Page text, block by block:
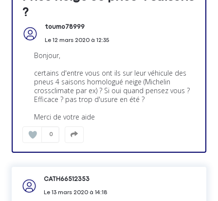
?
toumo78999
Le 12 mars 2020à 12:35
Bonjour,
certains d'entre vous ont ils sur leur véhicule des
pneus 4 saisons homologué neige (Michelin
crossclimate par ex) ? Si oui quand pensez vous ?
Efficace ? pas trop d'usure en été ?
Merci de votre aide
0
CATH66512353
Le 13 mars 2020à 14:18